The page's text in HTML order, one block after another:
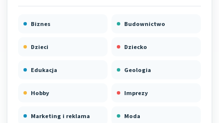
Biznes Budownictwo
Dzieci Dziecko
Edukacja Geologia
Hobby Imprezy
Marketing i reklama Moda